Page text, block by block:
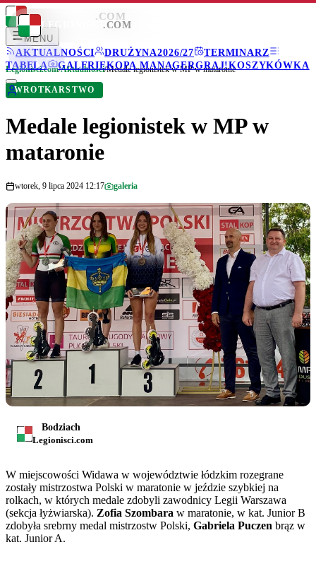
LEGIONISCI .COM
MENU
AKTUALNOŚCI
DRUŻYNA2026/27
TERMINARZ
TABELA
GALERIEKOPA MANAGERGRAJ!KOSZYKÓWKA
LEGIONISCI .COM
Legionisci.com/Aktualności/Medale legionistek w MP w mataronie
WROTKARSTWO
Medale legionistek w MP w
mataronie
wtorek, 9 lipca 2024 12:17 galeria
Bodziach
Legionisci.com
W miejscowości Widawa w województwie łódzkim rozegrane
zostały mistrzostwa Polski w maratonie w jeździe szybkiej na
rolkach, w których medale zdobyli zawodnicy Legii Warszawa
(sekcja łyżwiarska). Zofia Szombara w maratonie, w kat. Junior B
zdobyła srebrny medal mistrzostw Polski, Gabriela Puczen brąz w
kat. Junior A.